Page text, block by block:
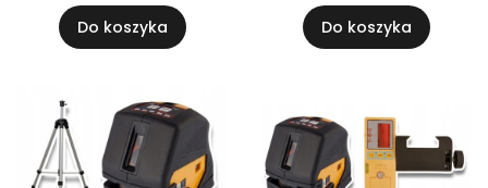
Do koszyka Do koszyka